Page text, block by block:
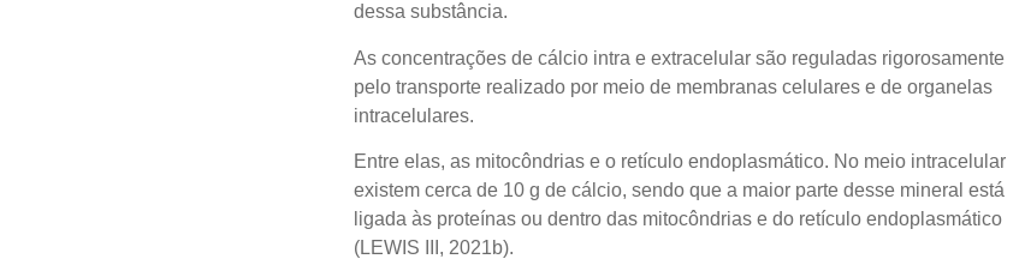
dessa substância.
As concentrações de cálcio intra e extracelular são reguladas rigorosamente
pelo transporte realizado por meio de membranas celulares e de organelas
intracelulares.
Entre elas, as mitocôndrias e o retículo endoplasmático. No meio intracelular
existem cerca de 10 g de cálcio, sendo que a maior parte desse mineral está
ligada às proteínas ou dentro das mitocôndrias e do retículo endoplasmático
(LEWIS III, 2021b).